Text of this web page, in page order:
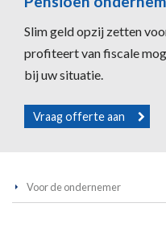
Slim geld opzij zetten
profiteert van fiscale
bij uw situatie.
Vraag offerte aan
Voor de ondernemer